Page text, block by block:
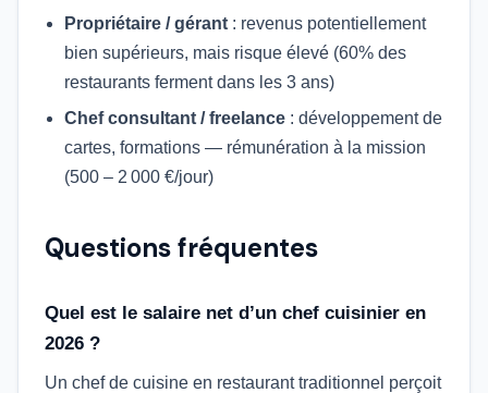
Propriétaire / gérant : revenus potentiellement
bien supérieurs, mais risque élevé (60% des
restaurants ferment dans les 3 ans)
Chef consultant / freelance : développement de
cartes, formations — rémunération à la mission
(500 – 2 000 €/jour)
Questions fréquentes
Quel est le salaire net d’un chef cuisinier en
2026 ?
Un chef de cuisine en restaurant traditionnel perçoit